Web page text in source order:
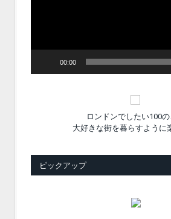
00:00
ロンドンでしたい100の
大好きな街を暮らすように
ピックアップ